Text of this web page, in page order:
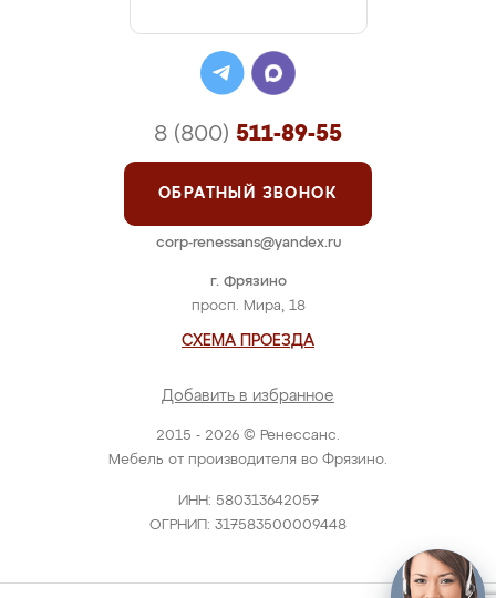
2015 - 2026 © Ренессанс.
Мебель от производителя во Фрязино.
ИНН: 580313642057
ОГРНИП: 317583500009448
г. Фрязино
просп. Мира, 18
СХЕМА ПРОЕЗДА
Добавить в избранное
8 (800) 511-89-55
ОБРАТНЫЙ ЗВОНОК
corp-renessans@yandex.ru